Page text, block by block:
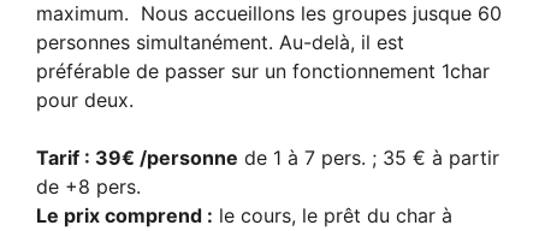
maximum. Nous accueillons les groupes jusque 60
personnes simultanément. Au-delà, il est
préférable de passer sur un fonctionnement 1char
pour deux.
Tarif : 39€ /personne de 1 à 7 pers. ; 35 € à partir
de +8 pers.
Le prix comprend : le cours, le prêt du char à